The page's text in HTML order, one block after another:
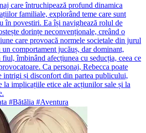
care întruchipează profund dinamica
familiale, explorând teme care sunt
în povestiri. Ea își navighează rolul de
dorințe neconvenționale, creând o
care provoacă normele societale din jurul
comportament jucăuș, dar dominant,
fiul, îmbinând afecțiunea cu seducția, ceea ce
Ca personaj, Rebecca poate
intrigi și disconfort din partea publicului,
la implicațiile etice ale acțiunilor sale și la
#Bătălia #Aventura